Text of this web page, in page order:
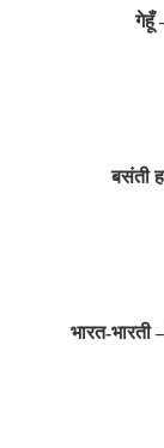
गेहूँ
बसंती
भारत-भारती